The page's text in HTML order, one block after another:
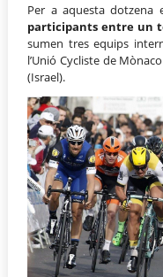
Per a aquesta
participants entre un
sumen tres equips
l’Unió Cycliste de
(Israel).